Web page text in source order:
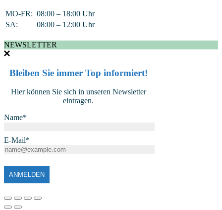
MO-FR: 08:00 – 18:00 Uhr
SA:
08:00 – 12:00 Uhr
NEWSLETTER
Bleiben Sie immer Top informiert!
Hier können Sie sich in unseren Newsletter
eintragen.
Name*
E-Mail*
ANMELDEN